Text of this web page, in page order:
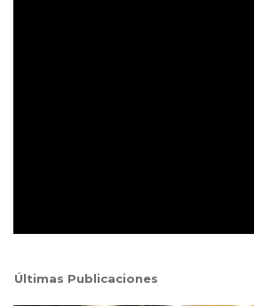
Últimas Publicaciones